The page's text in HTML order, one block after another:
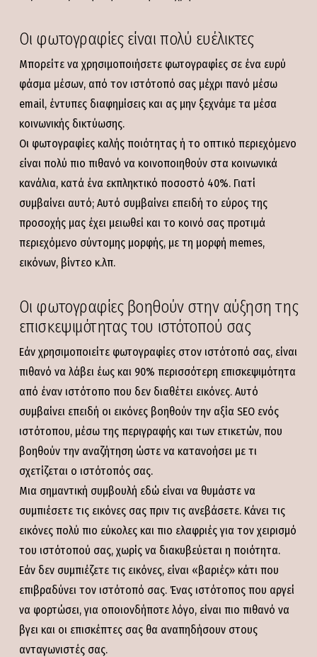
Οι φωτογραφίες είναι πολύ ευέλικτες
Μπορείτε να χρησιμοποιήσετε φωτογραφίες σε ένα ευρύ
φάσμα μέσων, από τον ιστότοπό σας μέχρι πανό μέσω
email, έντυπες διαφημίσεις και ας μην ξεχνάμε τα μέσα
κοινωνικής δικτύωσης.
Οι φωτογραφίες καλής ποιότητας ή το οπτικό περιεχόμενο
είναι πολύ πιο πιθανό να κοινοποιηθούν στα κοινωνικά
κανάλια, κατά ένα εκπληκτικό ποσοστό 40%. Γιατί
συμβαίνει αυτό; Αυτό συμβαίνει επειδή το εύρος της
προσοχής μας έχει μειωθεί και το κοινό σας προτιμά
περιεχόμενο σύντομης μορφής, με τη μορφή memes,
εικόνων, βίντεο κ.λπ.
Οι φωτογραφίες βοηθούν στην αύξηση της
επισκεψιμότητας του ιστότοπού σας
Εάν χρησιμοποιείτε φωτογραφίες στον ιστότοπό σας, είναι
πιθανό να λάβει έως και 90% περισσότερη επισκεψιμότητα
από έναν ιστότοπο που δεν διαθέτει εικόνες. Αυτό
συμβαίνει επειδή οι εικόνες βοηθούν την αξία SEO ενός
ιστότοπου, μέσω της περιγραφής και των ετικετών, που
βοηθούν την αναζήτηση ώστε να κατανοήσει με τι
σχετίζεται ο ιστότοπός σας.
Μια σημαντική συμβουλή εδώ είναι να θυμάστε να
συμπιέσετε τις εικόνες σας πριν τις ανεβάσετε. Κάνει τις
εικόνες πολύ πιο εύκολες και πιο ελαφριές για τον χειρισμό
του ιστότοπού σας, χωρίς να διακυβεύεται η ποιότητα.
Εάν δεν συμπιέζετε τις εικόνες, είναι «βαριές» κάτι που
επιβραδύνει τον ιστότοπό σας. Ένας ιστότοπος που αργεί
να φορτώσει, για οποιονδήποτε λόγο, είναι πιο πιθανό να
βγει και οι επισκέπτες σας θα αναπηδήσουν στους
ανταγωνιστές σας.